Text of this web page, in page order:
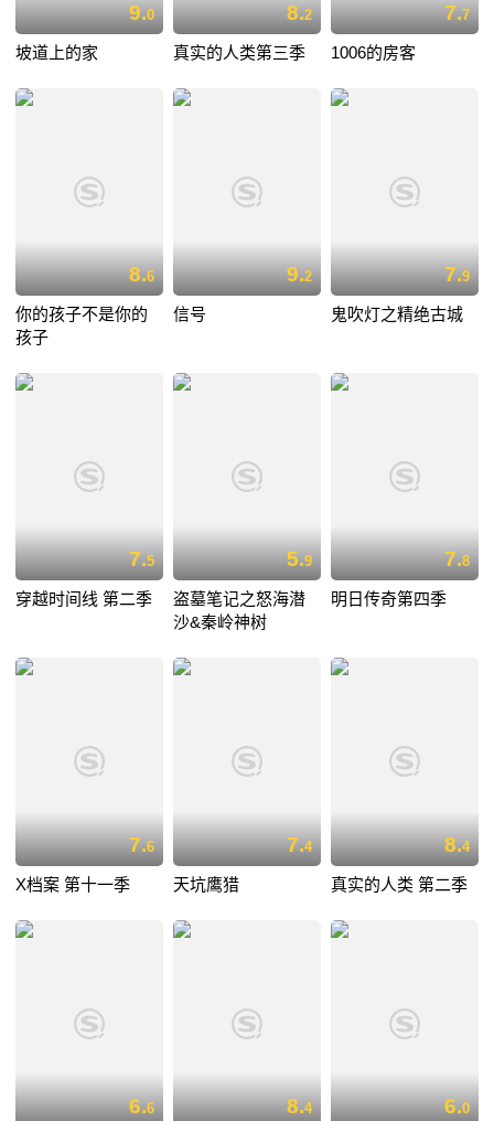
9.0
坡道上的家
8.2
真实的人类第三季
7.7
1006的房客
8.6
你的孩子不是你的
孩子
9.2
信号
7.9
鬼吹灯之精绝古城
7.5
穿越时间线 第二季
5.9
盗墓笔记之怒海潜
沙&秦岭神树
7.8
明日传奇第四季
7.6
X档案 第十一季
7.4
天坑鹰猎
8.4
真实的人类 第二季
6.6 8.4 6.0